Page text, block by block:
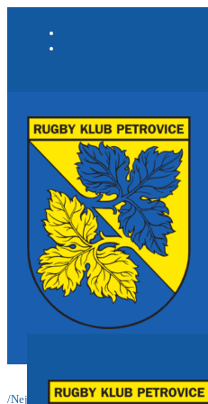
/Nejnovější informace a články/